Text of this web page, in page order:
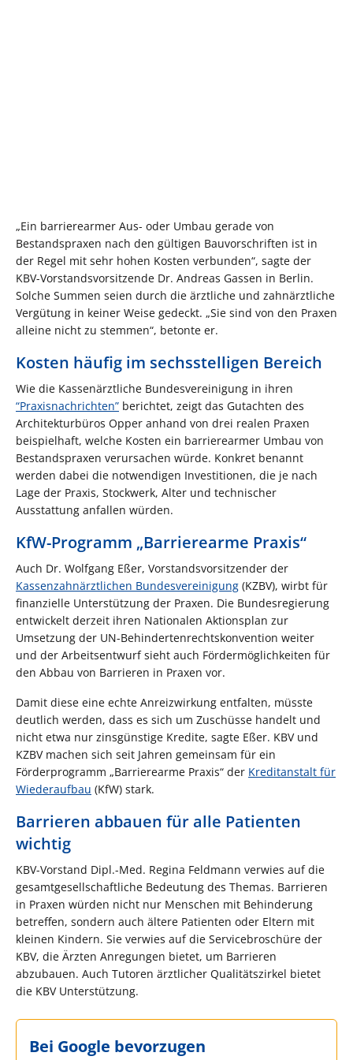
„Ein barrierearmer Aus- oder Umbau gerade von
Bestandspraxen nach den gültigen Bauvorschriften ist in
der Regel mit sehr hohen Kosten verbunden“, sagte der
KBV-Vorstandsvorsitzende Dr. Andreas Gassen in Berlin.
Solche Summen seien durch die ärztliche und zahnärztliche
Vergütung in keiner Weise gedeckt. „Sie sind von den Praxen
alleine nicht zu stemmen“, betonte er.
Kosten häufig im sechsstelligen Bereich
Wie die Kassenärztliche Bundesvereinigung in ihren
“Praxisnachrichten” berichtet, zeigt das Gutachten des
Architekturbüros Opper anhand von drei realen Praxen
beispielhaft, welche Kosten ein barrierearmer Umbau von
Bestandspraxen verursachen würde. Konkret benannt
werden dabei die notwendigen Investitionen, die je nach
Lage der Praxis, Stockwerk, Alter und technischer
Ausstattung anfallen würden.
KfW-Programm „Barrierearme Praxis“
Auch Dr. Wolfgang Eßer, Vorstandsvorsitzender der
Kassenzahnärztlichen Bundesvereinigung (KZBV), wirbt für
finanzielle Unterstützung der Praxen. Die Bundesregierung
entwickelt derzeit ihren Nationalen Aktionsplan zur
Umsetzung der UN-Behindertenrechtskonvention weiter
und der Arbeitsentwurf sieht auch Fördermöglichkeiten für
den Abbau von Barrieren in Praxen vor.
Damit diese eine echte Anreizwirkung entfalten, müsste
deutlich werden, dass es sich um Zuschüsse handelt und
nicht etwa nur zinsgünstige Kredite, sagte Eßer. KBV und
KZBV machen sich seit Jahren gemeinsam für ein
Förderprogramm „Barrierearme Praxis“ der Kreditanstalt für
Wiederaufbau (KfW) stark.
Barrieren abbauen für alle Patienten
wichtig
KBV-Vorstand Dipl.-Med. Regina Feldmann verwies auf die
gesamtgesellschaftliche Bedeutung des Themas. Barrieren
in Praxen würden nicht nur Menschen mit Behinderung
betreffen, sondern auch ältere Patienten oder Eltern mit
kleinen Kindern. Sie verwies auf die Servicebroschüre der
KBV, die Ärzten Anregungen bietet, um Barrieren
abzubauen. Auch Tutoren ärztlicher Qualitätszirkel bietet
die KBV Unterstützung.
Bei Google bevorzugen